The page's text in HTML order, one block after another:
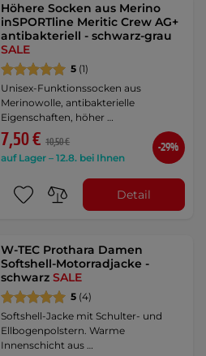
Höhere Socken aus Merino
inSPORTline Meritic Crew AG+
antibakteriell - schwarz-grau
SALE
5 (1)
Unisex-Funktionssocken aus
Merinowolle, antibakterielle
Eigenschaften, höher …
7,50 € 10,50 €
auf Lager – 12.8. bei Ihnen
-29%
Detail
W-TEC Prothara Damen
Softshell-Motorradjacke -
schwarzSALE
5 (4)
Softshell-Jacke mit Schulter- und
Ellbogenpolstern. Warme
Innenschicht aus …